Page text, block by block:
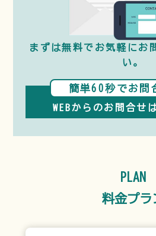
まずは無料でお気軽に お
い。
簡単60秒でお問
WEBからのお問合せ
PLAN
料金プラ